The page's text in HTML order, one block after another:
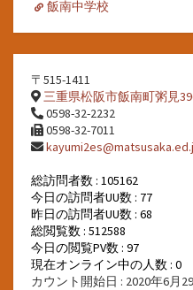
飯南中学校
〒515-1411
三重県松阪市飯南町粥見
0598-32-2232
0598-32-7011
総訪問者数 : 105162
今日の訪問者UU数 : 77
昨日の訪問者UU数 : 68
総閲覧数 : 512588
今日の閲覧PV数 : 97
現在オンライン中の人数 : 0
カウント開始日 : 2020年6月